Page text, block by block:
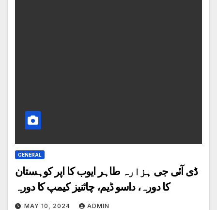
GENERAL
ڈی آئی جی ہزارہ طاہر ایوب کا اپر کوہستان
کا دورہ، داسو ڈیم، چائنیز کیمپ کا دورہ
MAY 10, 2024 ADMIN